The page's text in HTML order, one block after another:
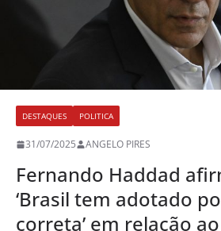
DESTAQUES POLITICA
31/07/2025 ANGELO PIRES
Fernando Haddad
‘Brasil tem adotado
correta’ em relação